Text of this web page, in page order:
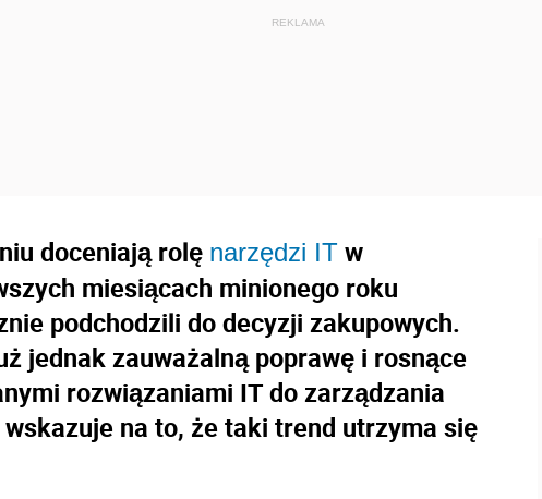
doceniają rolę narzędzi IT w
miesiącach minionego roku
podchodzili do decyzji zakupowych.
jednak zauważalną poprawę i rosnące
rozwiązaniami IT do zarządzania
na to, że taki trend utrzyma się